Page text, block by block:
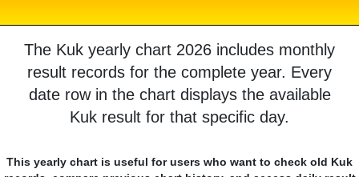
The Kuk yearly chart 2026 includes monthly
result records for the complete year. Every
date row in the chart displays the available
Kuk result for that specific day.
This yearly chart is useful for users who want to check old Kuk